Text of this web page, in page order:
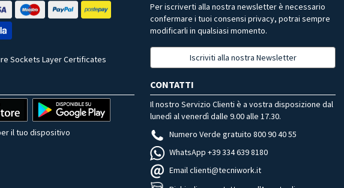
Sockets Layer Certificates
Per iscriverti alla nostra newsletter è necessario
confermare i tuoi consensi privacy, potrai sempre
modificarli in qualsiasi momento.
Iscriviti alla nostra Newsletter
il tuo dispositivo
CONTATTI
Il nostro Servizio Clienti è a vostra disposizione dal
lunedì al venerdì dalle 9.00 alle 17.30.
Numero Verde gratuito 800 90 40 55
WhatsApp +39 334 639 8180
Email clienti@tecniwork.it